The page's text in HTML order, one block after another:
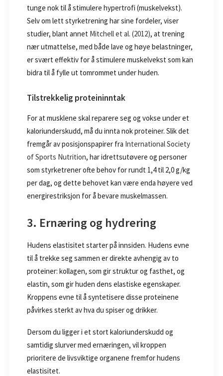
tunge nok til å stimulere hypertrofi (muskelvekst).
Selv om lett styrketrening har sine fordeler, viser
studier, blant annet Mitchell et al. (2012), at trening
nær utmattelse, med både lave og høye belastninger,
er svært effektiv for å stimulere muskelvekst som kan
bidra til å fylle ut tomrommet under huden.
Tilstrekkelig proteininntak
For at musklene skal reparere seg og vokse under et
kaloriunderskudd, må du innta nok proteiner. Slik det
fremgår av posisjonspapirer fra International Society
of Sports Nutrition, har idrettsutøvere og personer
som styrketrener ofte behov for rundt 1,4 til 2,0 g/kg
per dag, og dette behovet kan være enda høyere ved
energirestriksjon for å bevare muskelmassen.
3. Ernæring og hydrering
Hudens elastisitet starter på innsiden. Hudens evne
til å trekke seg sammen er direkte avhengig av to
proteiner: kollagen, som gir struktur og fasthet, og
elastin, som gir huden dens elastiske egenskaper.
Kroppens evne til å syntetisere disse proteinene
påvirkes sterkt av hva du spiser og drikker.
Dersom du ligger i et stort kaloriunderskudd og
samtidig slurver med ernæringen, vil kroppen
prioritere de livsviktige organene fremfor hudens
elastisitet.